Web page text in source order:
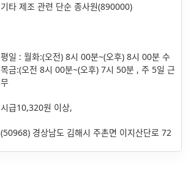
기타 제조 관련 단순 종사원(890000)
평일 : 월화:(오전) 8시 00분~(오후) 8시 00분 수
목금:(오전 8시 00분~(오후) 7시 50분 , 주 5일 근
무
시급10,320원 이상,
(50968) 경상남도 김해시 주촌면 이지산단로 72